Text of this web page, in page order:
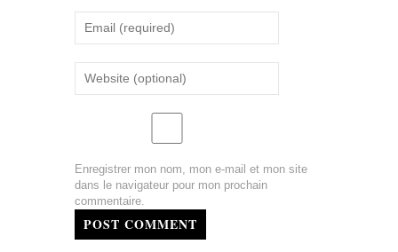
Enregistrer mon nom, mon e-mail et mon site
dans le navigateur pour mon prochain
commentaire.
POST COMMENT